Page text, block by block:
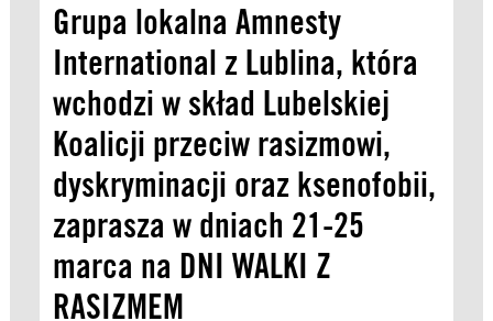
Grupa lokalna Amnesty
International z Lublina, która
wchodzi w skład Lubelskiej
Koalicji przeciw rasizmowi,
dyskryminacji oraz ksenofobii,
zaprasza w dniach 21-25
marca na DNI WALKI Z
RASIZMEM